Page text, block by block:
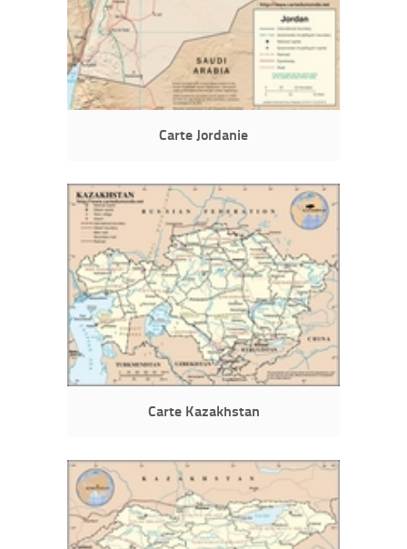
Carte Jordanie
Carte Kazakhstan